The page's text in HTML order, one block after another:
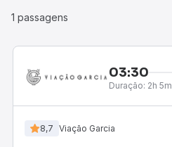
1 passagens
03:30
Duração: 2h 5m
8,7 Viação Garcia